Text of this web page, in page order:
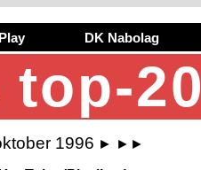
DK Nabolag
20
1996 ► ►►